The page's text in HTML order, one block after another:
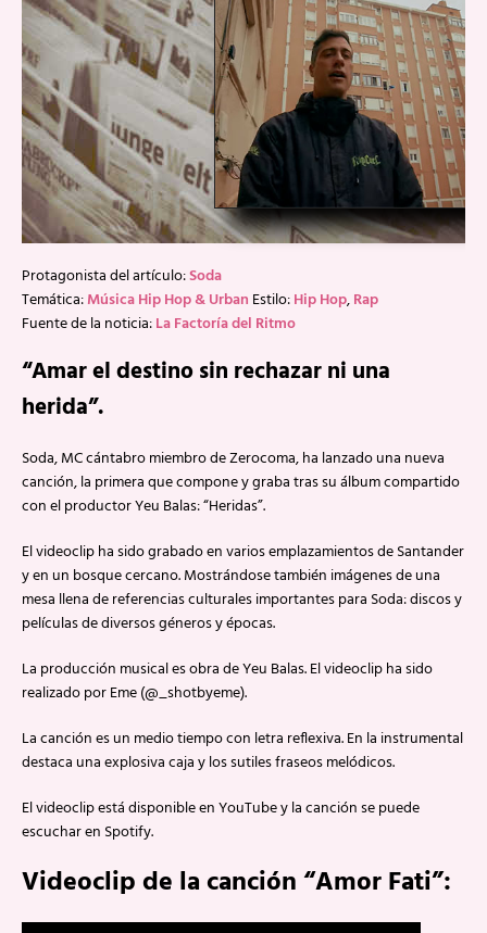
Protagonista del artículo:Soda
Temática:Música Hip Hop & Urban Estilo:Hip Hop,Rap
Fuente de la noticia:La Factoría del Ritmo
“Amar el destino sin rechazar ni una
herida”.
Soda, MC cántabro miembro de Zerocoma, ha lanzado una nueva
canción, la primera que compone y graba tras su álbum compartido
con el productor Yeu Balas: “Heridas”.
El videoclip ha sido grabado en varios emplazamientos de Santander
y en un bosque cercano. Mostrándose también imágenes de una
mesa llena de referencias culturales importantes para Soda: discos y
películas de diversos géneros y épocas.
La producción musical es obra de Yeu Balas. El videoclip ha sido
realizado por Eme (@_shotbyeme).
La canción es un medio tiempo con letra reflexiva. En la instrumental
destaca una explosiva caja y los sutiles fraseos melódicos.
El videoclip está disponible en YouTube y la canción se puede
escuchar en Spotify.
Videoclip de la canción “Amor Fati”: